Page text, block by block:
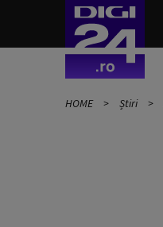
HOME Știri